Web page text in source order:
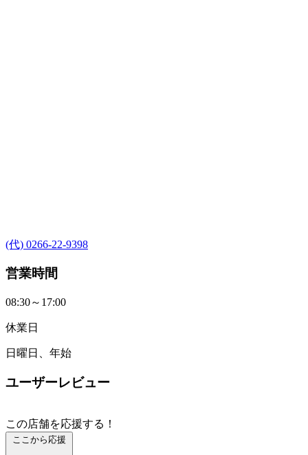
(代) 0266-22-9398
営業時間
08:30～17:00
休業日
日曜日、年始
ユーザーレビュー
この店舗を応援する！
ここから応援